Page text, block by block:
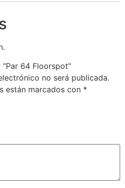
64 Floorspot”
no será publicada.
están marcados con *